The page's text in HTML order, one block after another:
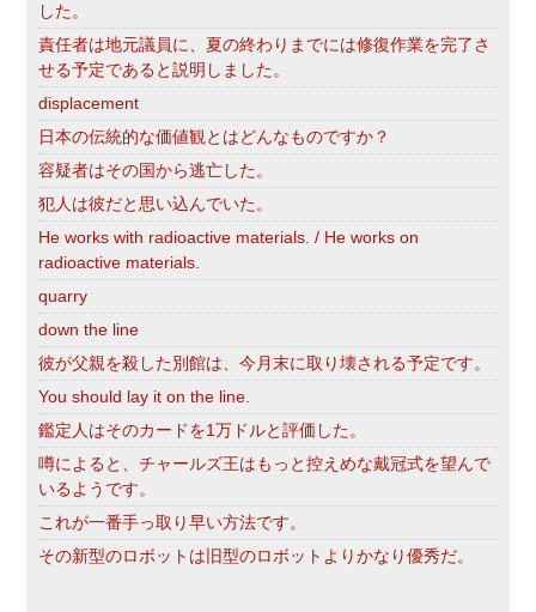
した。
責任者は地元議員に、夏の終わりまでには修復作業を完了さ
せる予定であると説明しました。
displacement
日本の伝統的な価値観とはどんなものですか？
容疑者はその国から逃亡した。
犯人は彼だと思い込んでいた。
He works with radioactive materials. / He works on
radioactive materials.
quarry
down the line
彼が父親を殺した別館は、今月末に取り壊される予定です。
You should lay it on the line.
鑑定人はそのカードを1万ドルと評価した。
噂によると、チャールズ王はもっと控えめな戴冠式を望んで
いるようです。
これが一番手っ取り早い方法です。
その新型のロボットは旧型のロボットよりかなり優秀だ。